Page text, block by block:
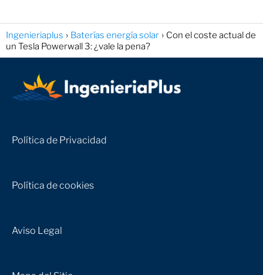
Ingenieriaplus Baterías energía solar
Con el coste actual de
un Tesla Powerwall 3: ¿vale la pena?
Política de Privacidad
Política de cookies
Aviso Legal